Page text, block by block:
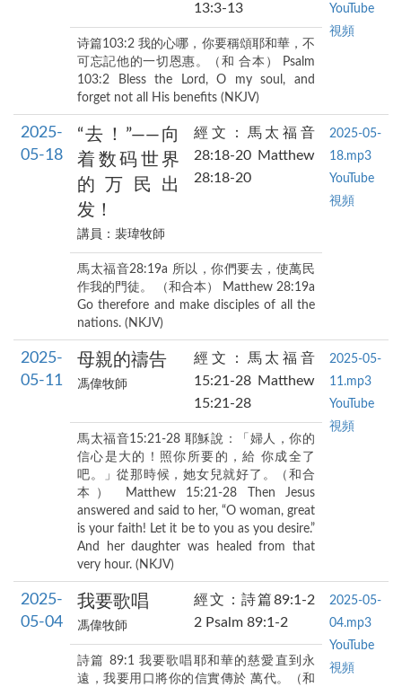
13:3-13
YouTube
視頻
诗篇103:2 我的心哪，你要稱頌耶和華，不
可忘記他的一切恩惠。（和 合本） Psalm
103:2 Bless the Lord, O my soul, and
forget not all His benefits (NKJV)
2025-
05-18
“去！”——向
着数码世界
的万民出
发！
講員：裴瑋牧師
經文：馬太福音
28:18-20 Matthew
28:18-20
2025-05-
18.mp3
YouTube
視頻
馬太福音28:19a 所以，你們要去，使萬民
作我的門徒。 （和合本） Matthew 28:19a
Go therefore and make disciples of all the
nations. (NKJV)
2025-
05-11
母親的禱告
馮偉牧師
經文：馬太福音
15:21-28 Matthew
15:21-28
2025-05-
11.mp3
YouTube
視頻
馬太福音15:21-28 耶穌說：「婦人，你的
信心是大的！照你所要的，給 你成全了
吧。」從那時候，她女兒就好了。（和合
本） Matthew 15:21-28 Then Jesus
answered and said to her, “O woman, great
is your faith! Let it be to you as you desire.”
And her daughter was healed from that
very hour. (NKJV)
2025-
05-04
我要歌唱
馮偉牧師
經文：詩篇89:1-2
2 Psalm 89:1-2
2025-05-
04.mp3
YouTube
視頻
詩篇 89:1 我要歌唱耶和華的慈愛直到永
遠，我要用口將你的信實傳於 萬代。（和